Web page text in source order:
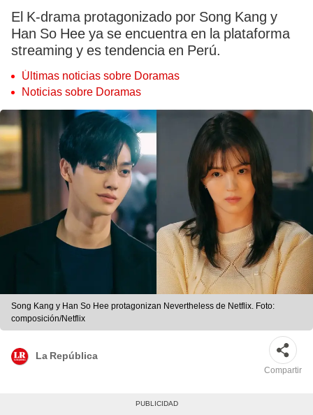
El K-drama protagonizado por Song Kang y
Han So Hee ya se encuentra en la plataforma
streaming y es tendencia en Perú.
Últimas noticias sobre Doramas
Noticias sobre Doramas
Song Kang y Han So Hee protagonizan Nevertheless de Netflix. Foto:
composición/Netflix
La República
Compartir